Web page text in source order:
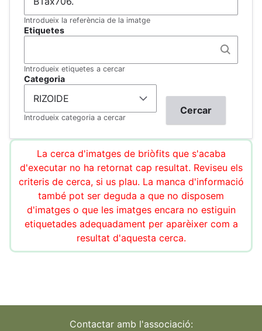
Introdueix la referència de la imatge
Etiquetes
Introdueix etiquetes a cercar
Categoria
Introdueix categoria a cercar
La cerca d'imatges de briòfits que s'acaba
d'executar no ha retornat cap resultat. Reviseu els
criteris de cerca, si us plau. La manca d'informació
també pot ser deguda a que no disposem
d'imatges o que les imatges encara no estiguin
etiquetades adequadament per aparèixer com a
resultat d'aquesta cerca.
Contactar amb l'associació: